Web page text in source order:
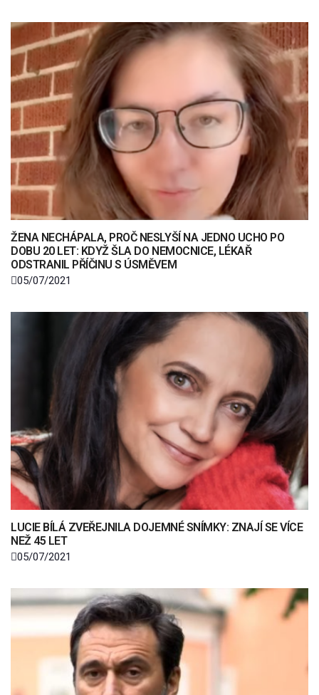
ŽENA NECHÁPALA, PROČ NESLYŠÍ NA JEDNO UCHO PO
DOBU 20 LET: KDYŽ ŠLA DO NEMOCNICE, LÉKAŘ
ODSTRANIL PŘÍČINU S ÚSMĚVEM
05/07/2021
LUCIE BÍLÁ ZVEŘEJNILA DOJEMNÉ SNÍMKY: ZNAJÍ SE VÍCE
NEŽ 45 LET
05/07/2021